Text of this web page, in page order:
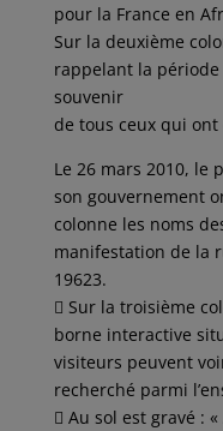
pour la France en
Sur la deuxième
rappelant la période
souvenir
de tous ceux qui
Le 26 mars 2010, le
son gouvernement
colonne les noms
manifestation de la
19623.
 Sur la troisième
borne interactive
visiteurs peuvent
recherché parmi
 Au sol est gravé :